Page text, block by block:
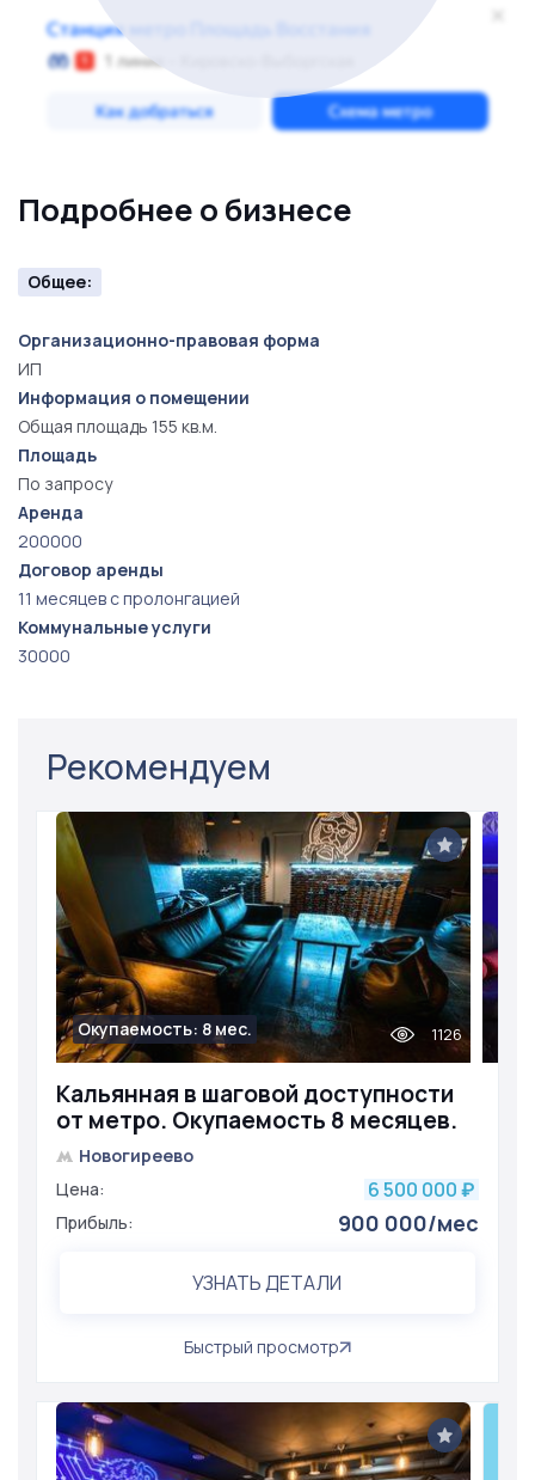
Подробнее о бизнесе
Общее:
Организационно-правовая форма
ИП
Информация о помещении
Общая площадь 155 кв.м.
Площадь
По запросу
Аренда
200000
Договор аренды
11 месяцев с пролонгацией
Коммунальные услуги
30000
Рекомендуем
Кальянная в шаговой доступности
от метро. Окупаемость 8 месяцев.
Окупаемость: 8 мес. 1126
Новогиреево
Цена:
6 500 000 ₽
Прибыль: 900 000/мес
УЗНАТЬ ДЕТАЛИ
Быстрый просмотр